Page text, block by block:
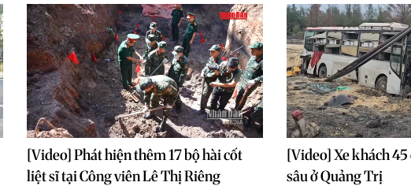
[Video] Phát hiện thêm 17 bộ hài cốt
liệt sĩ tại Công viên Lê Thị Riêng
[Video] Xe khách
sâu ở Quảng Trị